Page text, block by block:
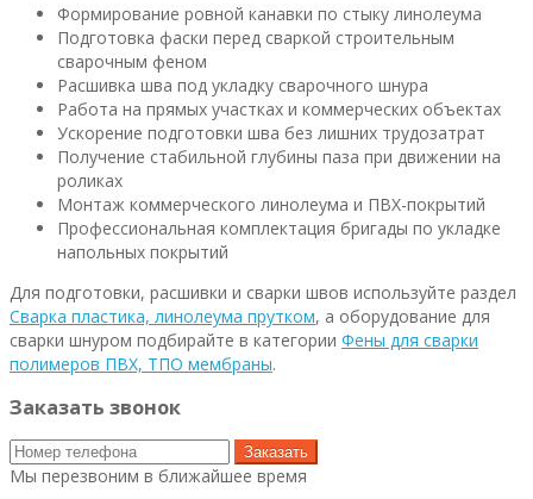
Формирование ровной канавки по стыку линолеума
Подготовка фаски перед сваркой строительным
сварочным феном
Расшивка шва под укладку сварочного шнура
Работа на прямых участках и коммерческих объектах
Ускорение подготовки шва без лишних трудозатрат
Получение стабильной глубины паза при движении на
роликах
Монтаж коммерческого линолеума и ПВХ-покрытий
Профессиональная комплектация бригады по укладке
напольных покрытий
Для подготовки, расшивки и сварки швов используйте раздел
Сварка пластика, линолеума прутком, а оборудование для
сварки шнуром подбирайте в категории Фены для сварки
полимеров ПВХ, ТПО мембраны.
Заказать звонок
Заказать
Мы перезвоним в ближайшее время